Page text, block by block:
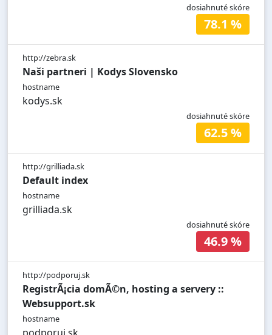
dosiahnuté skóre
78.1 %
http://zebra.sk
Naši partneri | Kodys Slovensko
hostname
kodys.sk
dosiahnuté skóre
62.5 %
http://grilliada.sk
Default index
hostname
grilliada.sk
dosiahnuté skóre
46.9 %
http://podporuj.sk
RegistrÃ¡cia domÃ©n, hosting a servery ::
Websupport.sk
hostname